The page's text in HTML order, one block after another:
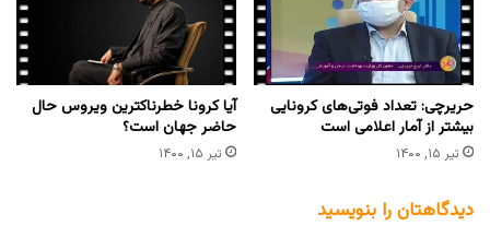
حریرچی: تعداد فوتی‌های کرونایی
بیشتر از آمار اعلامی است
تیر ۱۵, ۱۴۰۰
آیا کرونا خطرناکترین ویروس حال
حاضر جهان است؟
تیر ۱۵, ۱۴۰۰
دیدگاهتان را بنویسید